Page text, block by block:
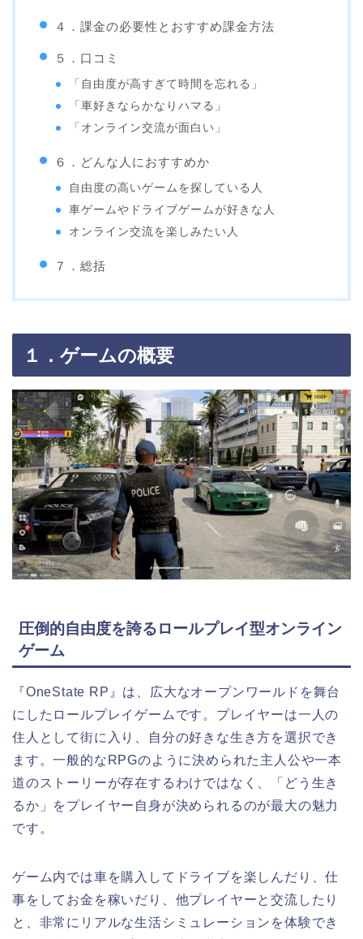
４．課金の必要性とおすすめ課金方法
５．口コミ
「自由度が高すぎて時間を忘れる」
「車好きならかなりハマる」
「オンライン交流が面白い」
６．どんな人におすすめか
自由度の高いゲームを探している人
車ゲームやドライブゲームが好きな人
オンライン交流を楽しみたい人
７．総括
１．ゲームの概要
圧倒的自由度を誇るロールプレイ型オンライン
ゲーム
『OneState RP 』は、広大なオープンワールドを舞台
にしたロールプレイゲームです。プレイヤーは一人の
住人として街に入り、自分の好きな生き方を選択でき
ます。一般的なRPGのように決められた主人公や一本
道のストーリーが存在するわけではなく、「どう生き
るか」をプレイヤー自身が決められるのが最大の魅力
です。
ゲーム内では車を購入してドライブを楽しんだり、仕
事をしてお金を稼いだり、他プレイヤーと交流したり
と、非常にリアルな生活シミュレーションを体験でき